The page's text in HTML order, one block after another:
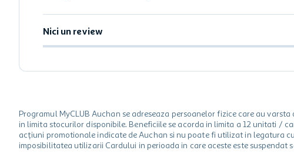
Nici un review
Programul MyCLUB Auchan se adreseaza persoanelor fizice care au
in limita stocurilor disponibile. Beneficiile se acorda in limita a 12 unitati /
acțiuni promotionale indicate de Auchan si nu poate fi utilizat in legatura
imposibilitatea utilizarii Cardului in perioada in care aceste este